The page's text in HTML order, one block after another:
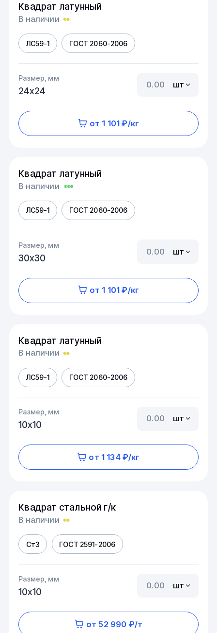
Квадрат латунный
В наличии
ЛС59-1 ГОСТ 2060-2006
Размер, мм
24х24
шт
от 1 101 ₽/кг
Квадрат латунный
В наличии
ЛС59-1 ГОСТ 2060-2006
Размер, мм
30х30
шт
от 1 101 ₽/кг
Квадрат латунный
В наличии
ЛС59-1 ГОСТ 2060-2006
Размер, мм
10х10
шт
от 1 134 ₽/кг
Квадрат стальной г/к
В наличии
Ст3 ГОСТ 2591-2006
Размер, мм
10х10
шт
от 52 990 ₽/т